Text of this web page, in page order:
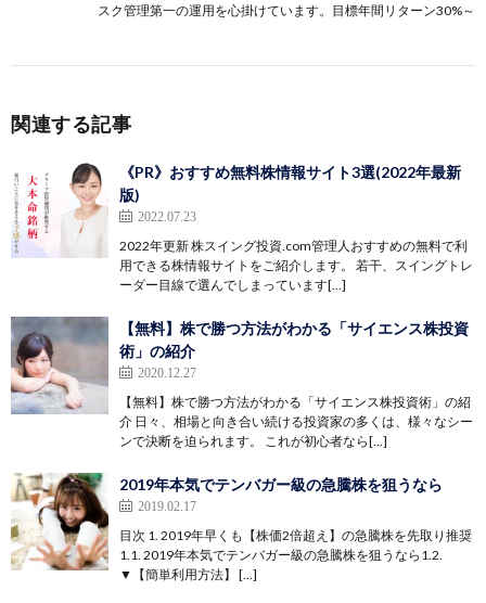
スク管理第一の運用を心掛けています。目標年間リターン30%～
関連する記事
《PR》おすすめ無料株情報サイト3選(2022年最新
版)
2022.07.23
2022年更新 株スイング投資.com管理人おすすめの無料で利
用できる株情報サイトをご紹介します。 若干、スイングトレ
ーダー目線で選んでしまっています[…]
【無料】株で勝つ方法がわかる「サイエンス株投資
術」の紹介
2020.12.27
【無料】株で勝つ方法がわかる「サイエンス株投資術」の紹
介 日々、相場と向き合い続ける投資家の多くは、様々なシー
ンで決断を迫られます。 これが初心者なら[…]
2019年本気でテンバガー級の急騰株を狙うなら
2019.02.17
目次 1. 2019年早くも【株価2倍超え】の急騰株を先取り推奨
1.1. 2019年本気でテンバガー級の急騰株を狙うなら1.2.
▼【簡単利用方法】 […]